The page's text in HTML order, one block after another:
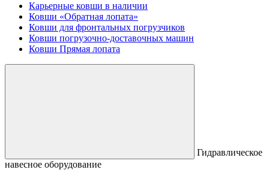
Карьерные ковши в наличии
Ковши «Обратная лопата»
Ковши для фронтальных погрузчиков
Ковши погрузочно-доставочных машин
Ковши Прямая лопата
Гидравлическое
навесное оборудование